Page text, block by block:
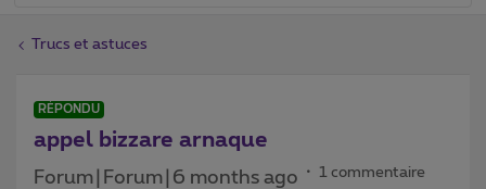
Trucs et astuces
RÉPONDU
appel bizzare arnaque
Forum|Forum|6 months ago 1 commentaire